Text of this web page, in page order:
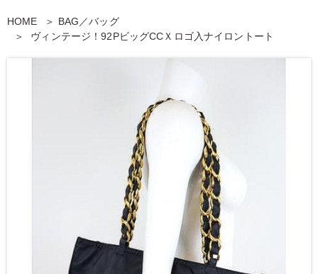
HOME
BAG／バッグ
ヴィンテージ！92PビッグCCＸロゴ入ナイロントート